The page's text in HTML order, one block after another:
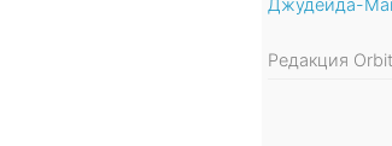
Джудейда-
Редакция